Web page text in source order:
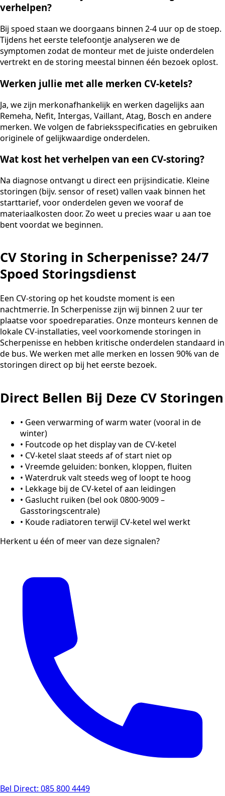
verhelpen?
Bij spoed staan we doorgaans binnen 2-4 uur op de stoep.
Tijdens het eerste telefoontje analyseren we de
symptomen zodat de monteur met de juiste onderdelen
vertrekt en de storing meestal binnen één bezoek oplost.
Werken jullie met alle merken CV-ketels?
Ja, we zijn merkonafhankelijk en werken dagelijks aan
Remeha, Nefit, Intergas, Vaillant, Atag, Bosch en andere
merken. We volgen de fabrieksspecificaties en gebruiken
originele of gelijkwaardige onderdelen.
Wat kost het verhelpen van een CV-storing?
Na diagnose ontvangt u direct een prijsindicatie. Kleine
storingen (bijv. sensor of reset) vallen vaak binnen het
starttarief, voor onderdelen geven we vooraf de
materiaalkosten door. Zo weet u precies waar u aan toe
bent voordat we beginnen.
CV Storing in Scherpenisse? 24/7
Spoed Storingsdienst
Een CV-storing op het koudste moment is een
nachtmerrie. In Scherpenisse zijn wij binnen 2 uur ter
plaatse voor spoedreparaties. Onze monteurs kennen de
lokale CV-installaties, veel voorkomende storingen in
Scherpenisse en hebben kritische onderdelen standaard in
de bus. We werken met alle merken en lossen 90% van de
storingen direct op bij het eerste bezoek.
Direct Bellen Bij Deze CV Storingen
• Geen verwarming of warm water (vooral in de
winter)
• Foutcode op het display van de CV-ketel
• CV-ketel slaat steeds af of start niet op
• Vreemde geluiden: bonken, kloppen, fluiten
• Waterdruk valt steeds weg of loopt te hoog
• Lekkage bij de CV-ketel of aan leidingen
• Gaslucht ruiken (bel ook 0800-9009 –
Gasstoringscentrale)
• Koude radiatoren terwijl CV-ketel wel werkt
Herkent u één of meer van deze signalen?
Bel Direct: 085 800 4449